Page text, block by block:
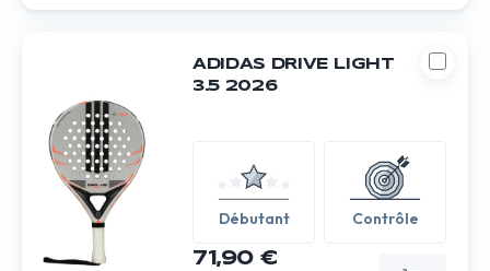
ADIDAS DRIVE LIGHT
3.5 2026
Débutant Contrôle
71,90 €